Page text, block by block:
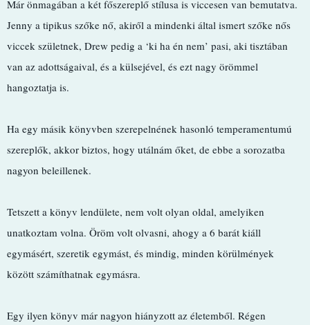
Már önmagában a két főszereplő stílusa is viccesen van bemutatva.
Jenny a tipikus szőke nő, akiről a mindenki által ismert szőke nős
viccek születnek, Drew pedig a ‘ki ha én nem’ pasi, aki tisztában
van az adottságaival, és a külsejével, és ezt nagy örömmel
hangoztatja is.
Ha egy másik könyvben szerepelnének hasonló temperamentumú
szereplők, akkor biztos, hogy utálnám őket, de ebbe a sorozatba
nagyon beleillenek.
Tetszett a könyv lendülete, nem volt olyan oldal, amelyiken
unatkoztam volna. Öröm volt olvasni, ahogy a 6 barát kiáll
egymásért, szeretik egymást, és mindig, minden körülmények
között számíthatnak egymásra.
Egy ilyen könyv már nagyon hiányzott az életemből. Régen